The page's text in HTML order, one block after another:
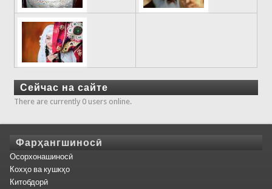
Сейчас на сайте
There are currently 0 users online.
Фарҳангшиносӣ
Осорхонашиносӣ
Кохҳо ва кушкҳо
Китобдорӣ